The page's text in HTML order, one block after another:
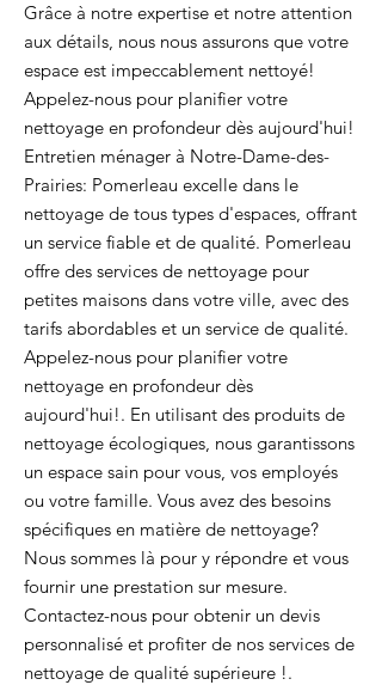
Grâce à notre expertise et notre attention
aux détails, nous nous assurons que votre
espace est impeccablement nettoyé!
Appelez-nous pour planifier votre
nettoyage en profondeur dès aujourd'hui!
Entretien ménager à Notre-Dame-des-
Prairies: Pomerleau excelle dans le
nettoyage de tous types d'espaces, offrant
un service fiable et de qualité. Pomerleau
offre des services de nettoyage pour
petites maisons dans votre ville, avec des
tarifs abordables et un service de qualité.
Appelez-nous pour planifier votre
nettoyage en profondeur dès
aujourd'hui!. En utilisant des produits de
nettoyage écologiques, nous garantissons
un espace sain pour vous, vos employés
ou votre famille. Vous avez des besoins
spécifiques en matière de nettoyage?
Nous sommes là pour y répondre et vous
fournir une prestation sur mesure.
Contactez-nous pour obtenir un devis
personnalisé et profiter de nos services de
nettoyage de qualité supérieure !.